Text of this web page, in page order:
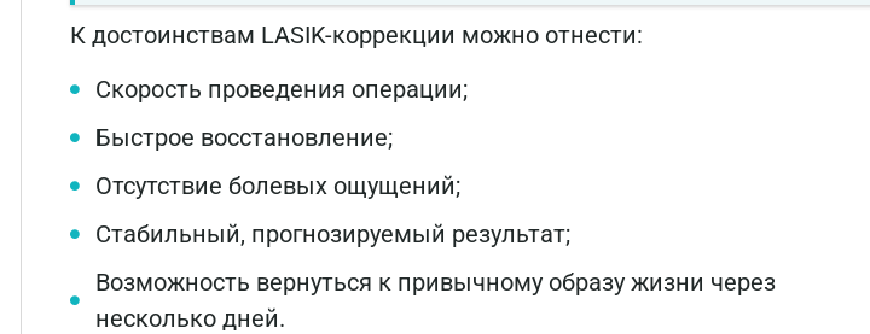
К достоинствам LASIK-коррекции можно отнести:
Скорость проведения операции;
Быстрое восстановление;
Отсутствие болевых ощущений;
Стабильный, прогнозируемый результат;
Возможность вернуться к привычному образу жизни через
несколько дней.